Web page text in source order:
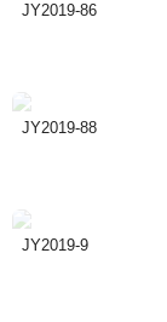
JY2019-86
JY2019-88
JY2019-9